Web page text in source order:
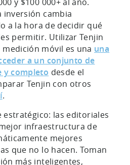
inversión cambia
a la hora de decidir qué
permitir. Utilizar Tenjin
móvil es una una
a un conjunto de
y completo desde el
Tenjin con otros
.
estratégico: las editoriales
infraestructura de
mejores
que no lo hacen. Toman
más inteligentes,